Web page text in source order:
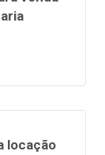
locação